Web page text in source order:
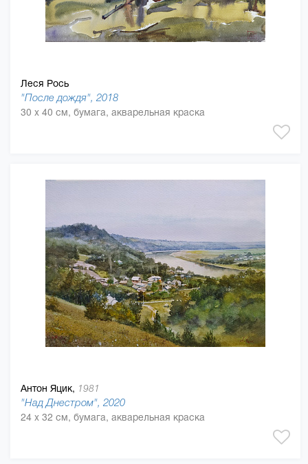
Леся Рось
"После дождя", 2018
30 x 40 см, бумага, акварельная краска
Антон Яцик, 1981
"Над Днестром", 2020
24 x 32 см, бумага, акварельная краска